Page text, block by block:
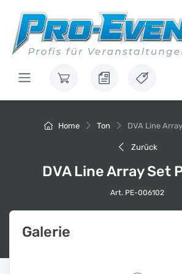
Home Ton DVA Line
Zurück
DVA Line Array Set
Art. PE-006102
Galerie